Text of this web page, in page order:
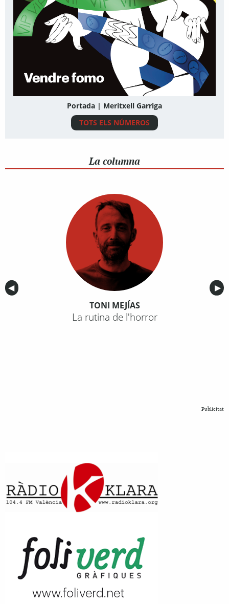
Portada | Meritxell Garriga
TOTS ELS NÚMEROS
La columna
Anterior
◀︎ ▶︎
TONI MEJÍAS
La rutina de l'horror
Publicitat